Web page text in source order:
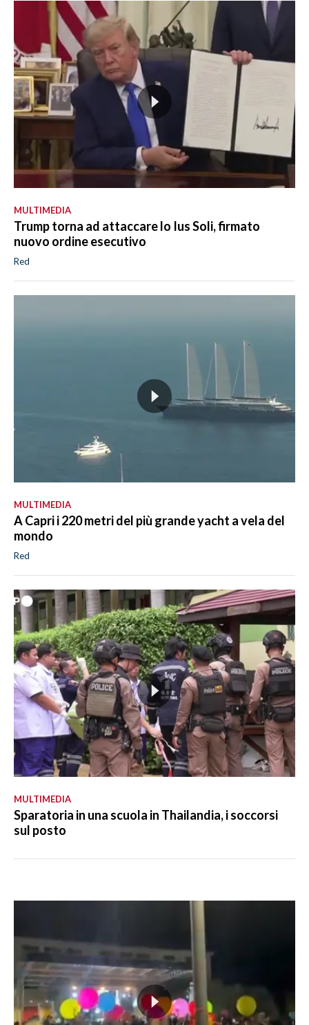
MULTIMEDIA
Trump torna ad attaccare lo Ius Soli, firmato
nuovo ordine esecutivo
Red
MULTIMEDIA
A Capri i 220 metri del più grande yacht a vela del
mondo
Red
MULTIMEDIA
Sparatoria in una scuola in Thailandia, i soccorsi
sul posto